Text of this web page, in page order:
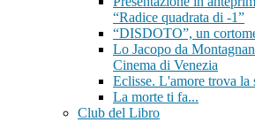
“Radice quadrata di -1”
“DISDOTO”, un
Lo Jacopo da
Cinema di Venezia
Eclisse. L'amore trova la
La morte ti fa...
Club del Libro